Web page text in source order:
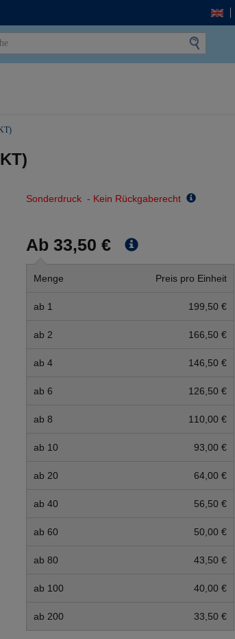
Sonderdruck - Kein Rückgaberecht
Ab 33,50 €
Menge Preis pro Einheit
ab 1 199,50 €
ab 2 166,50 €
ab 4 146,50 €
ab 6 126,50 €
ab 8 110,00 €
ab 10 93,00 €
ab 20 64,00 €
ab 40 56,50 €
ab 60 50,00 €
ab 80 43,50 €
ab 100 40,00 €
ab 200 33,50 €